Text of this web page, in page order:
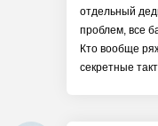
отдельный
проблем, все
Кто вообще
секретные